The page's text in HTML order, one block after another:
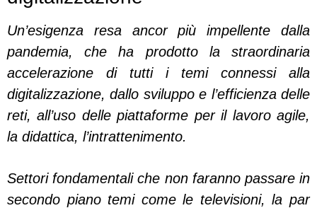
Un’esigenza resa ancor più impellente dalla
pandemia, che ha prodotto la straordinaria
accelerazione di tutti i temi connessi alla
digitalizzazione, dallo sviluppo e l’efficienza delle
reti, all’uso delle piattaforme per il lavoro agile,
la didattica, l’intrattenimento.
Settori fondamentali che non faranno passare in
secondo piano temi come le televisioni, la par